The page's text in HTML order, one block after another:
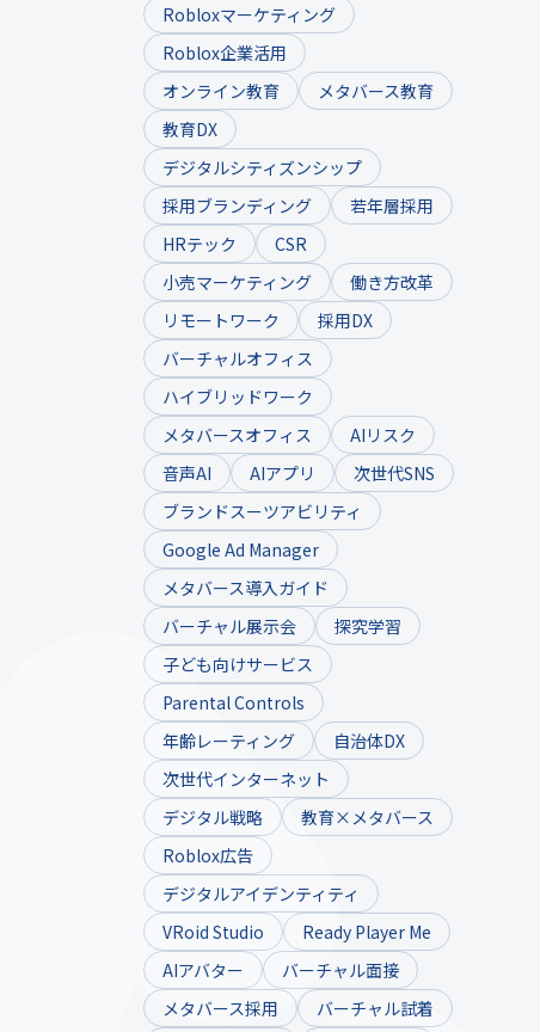
Robloxマーケティング
Roblox企業活用
オンライン教育
メタバース教育
教育DX
デジタルシティズンシップ
採用ブランディング
若年層採用
HRテック
CSR
小売マーケティング
働き方改革
リモートワーク
採用DX
バーチャルオフィス
ハイブリッドワーク
メタバースオフィス
AIリスク
音声AI
AIアプリ
次世代SNS
ブランドスーツアビリティ
Google Ad Manager
メタバース導入ガイド
バーチャル展示会
探究学習
子ども向けサービス
Parental Controls
年齢レーティング
自治体DX
次世代インターネット
デジタル戦略
教育×メタバース
Roblox広告
デジタルアイデンティティ
VRoid Studio
Ready Player Me
AIアバター
バーチャル面接
メタバース採用
バーチャル試着